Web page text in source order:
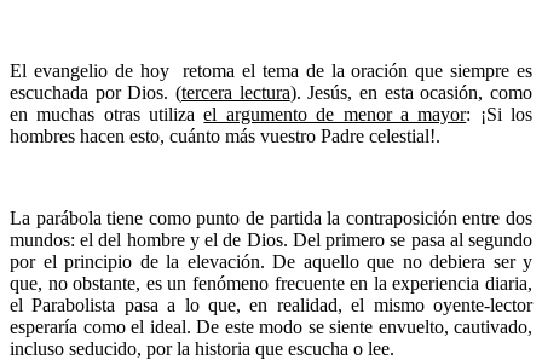
El evangelio de hoy retoma el tema de la oración que siempre es
escuchada por Dios. (tercera lectura). Jesús, en esta ocasión, como
en muchas otras utilizael argumento de menor a mayor: ¡Si los
hombres hacen esto, cuánto más vuestro Padre celestial!.
La parábola tiene como punto de partida la contraposición entre dos
mundos: el del hombre y el de Dios. Del primero se pasa al segundo
por el principio de la elevación. De aquello que no debiera ser y
que, no obstante, es un fenómeno frecuente en la experiencia diaria,
el Parabolista pasa a lo que, en realidad, el mismo oyente-lector
esperaría como el ideal. De este modo se siente envuelto, cautivado,
incluso seducido, por la historia que escucha o lee.